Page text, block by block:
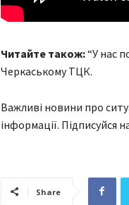
Читайте також:“У нас
Черкаському ТЦК.
Важливі новини про
інформації. Підписуйся
Share